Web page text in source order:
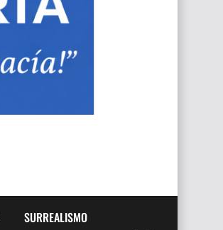
SURREALISMO